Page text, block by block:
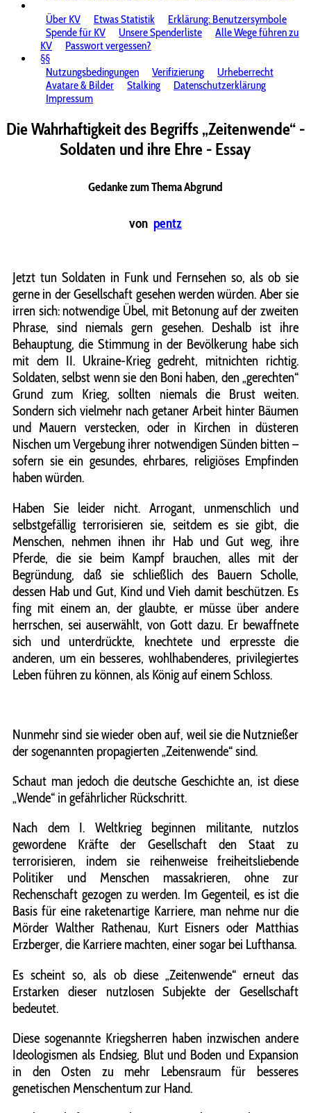
Über KV
Etwas Statistik
Erklärung: Benutzersymbole
Spende für KV
Unsere Spenderliste
Alle Wege führen zu
KV
Passwort vergessen?
§§
Nutzungsbedingungen
Verifizierung
Urheberrecht
Avatare & Bilder
Stalking
Datenschutzerklärung
Impressum
Die Wahrhaftigkeit des Begriffs „Zeitenwende“ -
Soldaten und ihre Ehre - Essay
Gedanke zum Thema Abgrund
von pentz
Jetzt tun Soldaten in Funk und Fernsehen so, als ob sie
gerne in der Gesellschaft gesehen werden würden. Aber sie
irren sich: notwendige Übel, mit Betonung auf der zweiten
Phrase, sind niemals gern gesehen. Deshalb ist ihre
Behauptung, die Stimmung in der Bevölkerung habe sich
mit dem II. Ukraine-Krieg gedreht, mitnichten richtig.
Soldaten, selbst wenn sie den Boni haben, den „gerechten“
Grund zum Krieg, sollten niemals die Brust weiten.
Sondern sich vielmehr nach getaner Arbeit hinter Bäumen
und Mauern verstecken, oder in Kirchen in düsteren
Nischen um Vergebung ihrer notwendigen Sünden bitten –
sofern sie ein gesundes, ehrbares, religiöses Empfinden
haben würden.
Haben Sie leider nicht. Arrogant, unmenschlich und
selbstgefällig terrorisieren sie, seitdem es sie gibt, die
Menschen, nehmen ihnen ihr Hab und Gut weg, ihre
Pferde, die sie beim Kampf brauchen, alles mit der
Begründung, daß sie schließlich des Bauern Scholle,
dessen Hab und Gut, Kind und Vieh damit beschützen. Es
fing mit einem an, der glaubte, er müsse über andere
herrschen, sei auserwählt, von Gott dazu. Er bewaffnete
sich und unterdrückte, knechtete und erpresste die
anderen, um ein besseres, wohlhabenderes, privilegiertes
Leben führen zu können, als König auf einem Schloss.
Nunmehr sind sie wieder oben auf, weil sie die Nutznießer
der sogenannten propagierten „Zeitenwende“ sind.
Schaut man jedoch die deutsche Geschichte an, ist diese
„Wende“ in gefährlicher Rückschritt.
Nach dem I. Weltkrieg beginnen militante, nutzlos
gewordene Kräfte der Gesellschaft den Staat zu
terrorisieren, indem sie reihenweise freiheitsliebende
Politiker und Menschen massakrieren, ohne zur
Rechenschaft gezogen zu werden. Im Gegenteil, es ist die
Basis für eine raketenartige Karriere, man nehme nur die
Mörder Walther Rathenau, Kurt Eisners oder Matthias
Erzberger, die Karriere machten, einer sogar bei Lufthansa.
Es scheint so, als ob diese „Zeitenwende“ erneut das
Erstarken dieser nutzlosen Subjekte der Gesellschaft
bedeutet.
Diese sogenannte Kriegsherren haben inzwischen andere
Ideologismen als Endsieg, Blut und Boden und Expansion
in den Osten zu mehr Lebensraum für besseres
genetischen Menschentum zur Hand.